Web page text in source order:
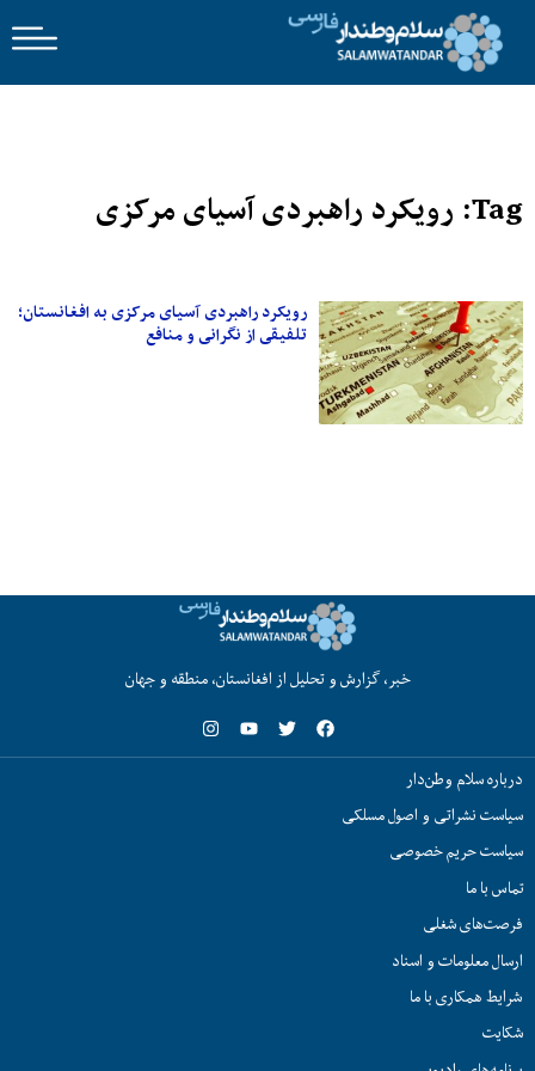
Tag: رویکرد را‌هبردی آسیای مرکزی
رویکرد را‌هبردی آسیای مرکزی به افغانستان؛
تلفیقی از نگرانی و منافع
خبر، گزارش و تحلیل از افغانستان، منطقه و جهان
درباره سلام وطن‌دار
سیاست نشراتی و اصول مسلکی
سیاست حریم خصوصی
تماس با ما
فرصت‌های شغلی
ارسال معلومات و اسناد
شرایط همکاری با ما
شکایت